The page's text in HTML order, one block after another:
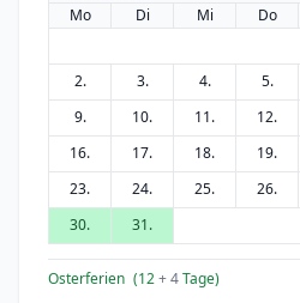
Mo Di Mi Do
2.
3. 4. 5.
9.
10. 11. 12.
16.
17. 18. 19.
23.
24. 25. 26.
30.
31.
Osterferien (12+ 4Tage)